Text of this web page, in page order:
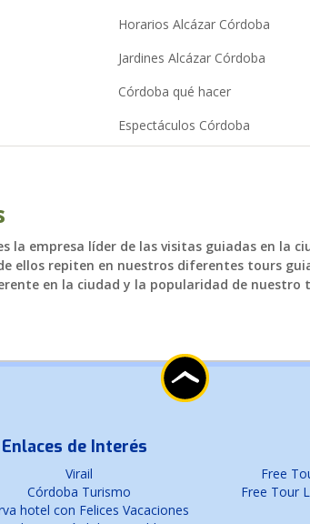
Horarios Alcázar Córdoba
Jardines Alcázar Córdoba
Córdoba qué hacer
Espectáculos Córdoba
la empresa líder de las visitas guiadas en la
ellos repiten en nuestros diferentes tours
en la ciudad y la popularidad de nuestro
Enlaces de Interés
Virail
Córdoba Turismo
hotel con Felices Vacaciones
Free
Free Tour